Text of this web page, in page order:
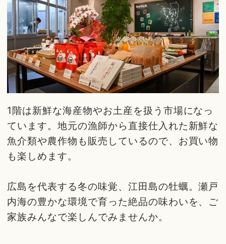
1階は新鮮な海産物やお土産を扱う市場になっ
ています。地元の漁師から直接仕入れた新鮮な
魚介類や農作物も販売しているので、お買い物
も楽しめます。
広島を代表する冬の味覚、江田島の牡蠣。瀬戸
内海の豊かな環境で育った絶品の味わいを、ご
家族みんなで楽しんでみませんか。